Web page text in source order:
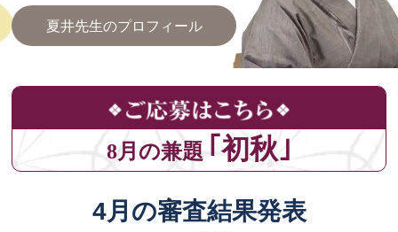
夏井先生のプロフィール
8月の兼題 ｢初秋｣
4月の審査結果発表